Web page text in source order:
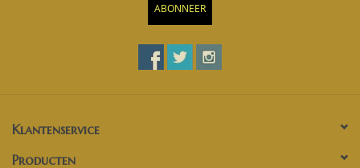
ABONNEER
Klantenservice
Producten